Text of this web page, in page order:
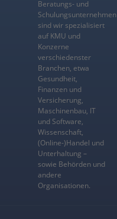
Beratungs- und
Schulungsunternehmen
sind wir spezialisiert
auf KMU und
Konzerne
verschiedenster
Branchen, etwa
Gesundheit,
Finanzen und
Versicherung,
Maschinenbau, IT
und Software,
Wissenschaft,
(Online-)Handel und
Unterhaltung –
sowie Behörden und
andere
Organisationen.